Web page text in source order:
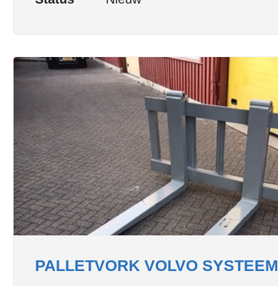
PALLETVORK VOLVO SYSTEEM